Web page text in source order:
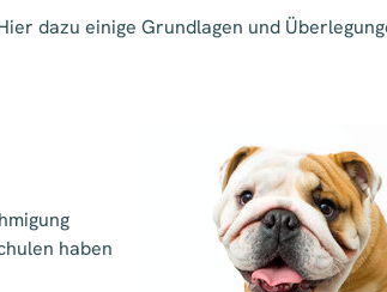
dazu einige Grundlagen und
haben